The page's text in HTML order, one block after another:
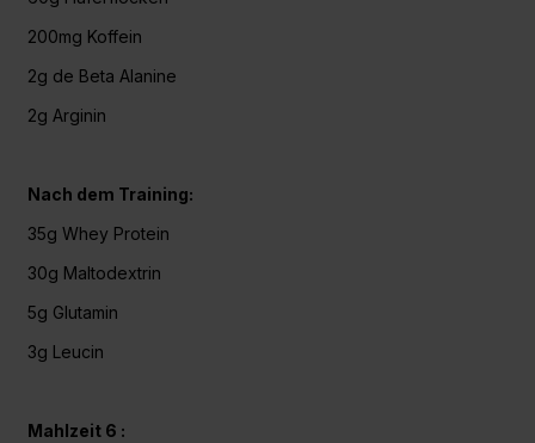
200mg Koffein
2g de Beta Alanine
2g Arginin
Nach dem Training:
35g Whey Protein
30g Maltodextrin
5g Glutamin
3g Leucin
Mahlzeit 6 :